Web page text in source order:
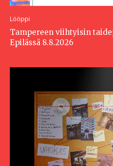
Lööppi
Tampereen viihtyisin
Epilässä 8.8.2026